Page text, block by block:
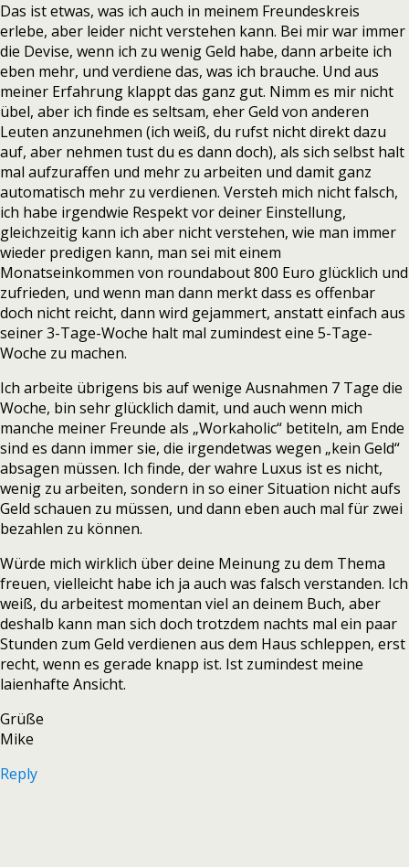
Das ist etwas, was ich auch in meinem Freundeskreis
erlebe, aber leider nicht verstehen kann. Bei mir war immer
die Devise, wenn ich zu wenig Geld habe, dann arbeite ich
eben mehr, und verdiene das, was ich brauche. Und aus
meiner Erfahrung klappt das ganz gut. Nimm es mir nicht
übel, aber ich finde es seltsam, eher Geld von anderen
Leuten anzunehmen (ich weiß, du rufst nicht direkt dazu
auf, aber nehmen tust du es dann doch), als sich selbst halt
mal aufzuraffen und mehr zu arbeiten und damit ganz
automatisch mehr zu verdienen. Versteh mich nicht falsch,
ich habe irgendwie Respekt vor deiner Einstellung,
gleichzeitig kann ich aber nicht verstehen, wie man immer
wieder predigen kann, man sei mit einem
Monatseinkommen von roundabout 800 Euro glücklich und
zufrieden, und wenn man dann merkt dass es offenbar
doch nicht reicht, dann wird gejammert, anstatt einfach aus
seiner 3-Tage-Woche halt mal zumindest eine 5-Tage-
Woche zu machen.
Ich arbeite übrigens bis auf wenige Ausnahmen 7 Tage die
Woche, bin sehr glücklich damit, und auch wenn mich
manche meiner Freunde als „Workaholic“ betiteln, am Ende
sind es dann immer sie, die irgendetwas wegen „kein Geld“
absagen müssen. Ich finde, der wahre Luxus ist es nicht,
wenig zu arbeiten, sondern in so einer Situation nicht aufs
Geld schauen zu müssen, und dann eben auch mal für zwei
bezahlen zu können.
Würde mich wirklich über deine Meinung zu dem Thema
freuen, vielleicht habe ich ja auch was falsch verstanden. Ich
weiß, du arbeitest momentan viel an deinem Buch, aber
deshalb kann man sich doch trotzdem nachts mal ein paar
Stunden zum Geld verdienen aus dem Haus schleppen, erst
recht, wenn es gerade knapp ist. Ist zumindest meine
laienhafte Ansicht.
Grüße
Mike
Reply